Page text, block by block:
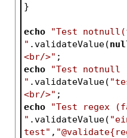
}
echo
"Test
" .validateValue(
<br/>" ;
echo
"Test notnull
" .validateValue(
<br/>" ;
echo
"Test regex
" .validateValue(
test" ,